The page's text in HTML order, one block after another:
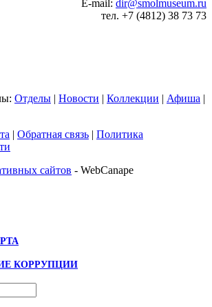
E-mail: dir@smolmuseum.ru
тел. +7 (4812) 38 73 73
Отделы | Новости | Коллекции | Афиша |
| Обратная связь | Политика
сайтов - WebCanape
КОРРУПЦИИ